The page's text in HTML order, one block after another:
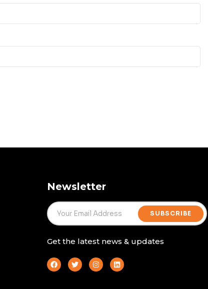
Newsletter
SUBSCRIBE
Get the latest news & updates